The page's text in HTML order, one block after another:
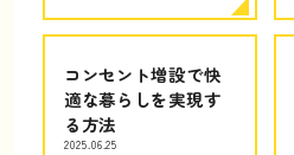
コンセント増設で快
適な暮らしを実現す
る方法
2025.06.25